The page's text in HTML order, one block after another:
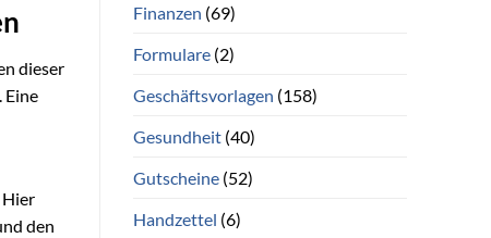
dieser
Eine
Hier
den
Finanzen (69)
Formulare(2)
Geschäftsvorlagen (158)
Gesundheit(40)
Gutscheine(52)
Handzettel (6)